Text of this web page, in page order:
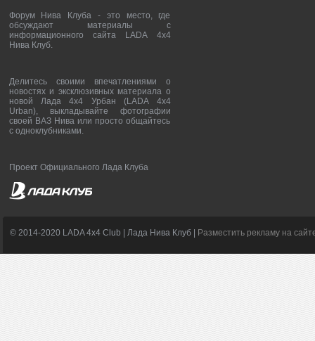
Форум Нива Клуба - это место, где
обсуждают материалы с
информационного сайта LADA 4x4
Нива Клуб.
Делитесь своими впечатлениями о
новостях и эксклюзивных материала о
новой Лада 4х4 Урбан (LADA 4x4
Urban), выкладывайте фотографии
своей ВАЗ Нива или просто общайтесь
с одноклубниками.
Проект Официального Лада Клуба
© 2014-2020 LADA 4x4 Club | Лада Нива Клуб | Разместить рекламу на